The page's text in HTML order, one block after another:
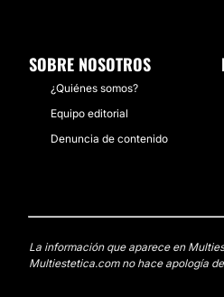
SOBRE NOSOTROS
¿Quiénes somos?
Equipo editorial
Denuncia de contenido
La información que aparece en
Multiestetica.com no hace apología